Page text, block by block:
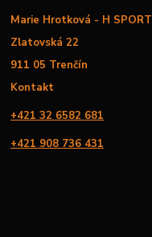
Marie Hrotková - H SPORT
Zlatovská 22
911 05 Trenčín
Kontakt
+421 32 6582 681
+421 908 736 431